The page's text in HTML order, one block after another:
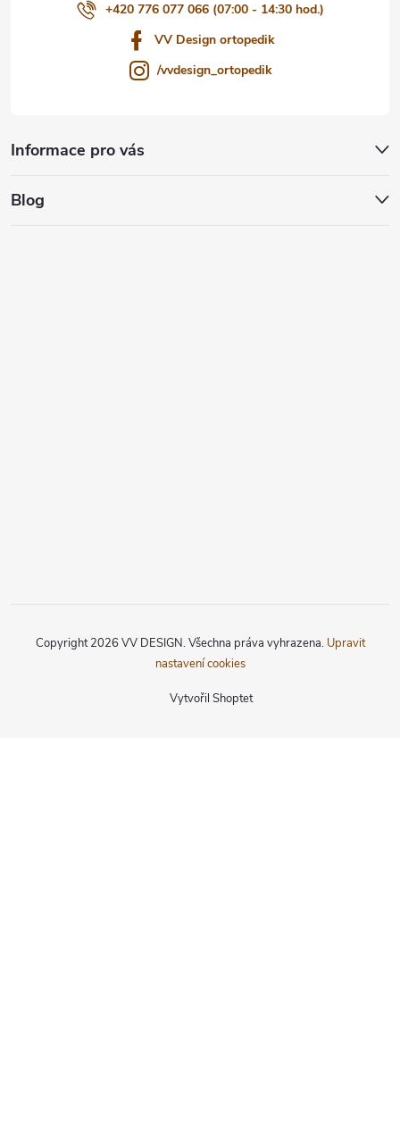
+420 776 077 066 (07:00 - 14:30 hod.)
VV Design ortopedik
/vvdesign_ortopedik
Informace pro vás
Blog
Vytvořil Shoptet
Copyright 2026 VV DESIGN. Všechna práva vyhrazena. Upravit
nastavení cookies